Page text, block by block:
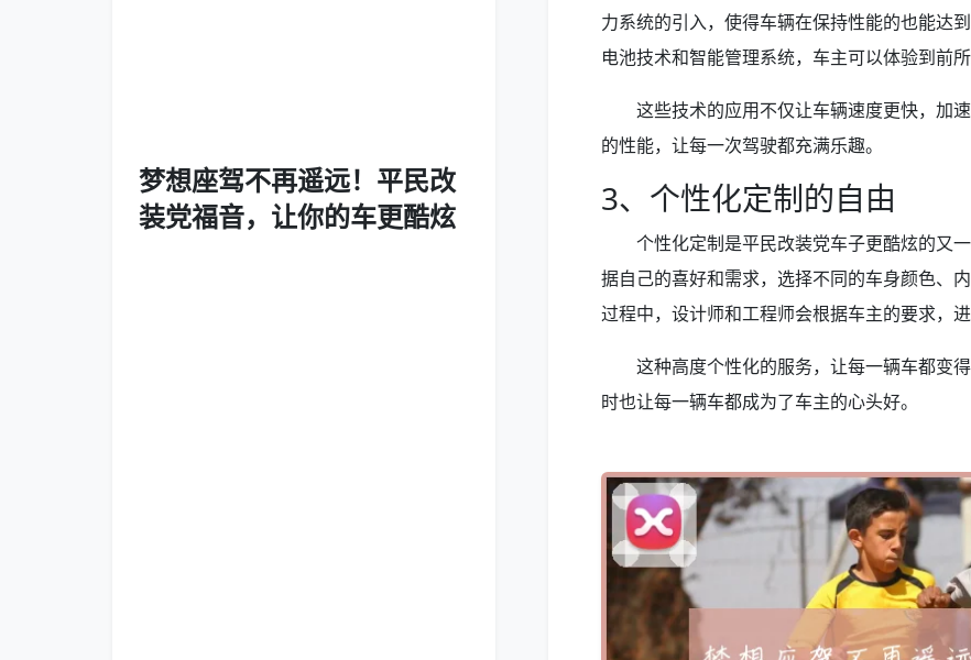
梦想座驾不再遥远！平民改
装党福音，让你的车更酷炫
力系统的引入，使得车辆在保持性能的也能达
电池技术和智能管理系统，车主可以体验到前所
这些技术的应用不仅让车辆速度更快，加
的性能，让每一次驾驶都充满乐趣。
3、个性化定制的自由
个性化定制是平民改装党车子更酷炫的又
据自己的喜好和需求，选择不同的车身颜色、
过程中，设计师和工程师会根据车主的要求，
这种高度个性化的服务，让每一辆车都变
时也让每一辆车都成为了车主的心头好。